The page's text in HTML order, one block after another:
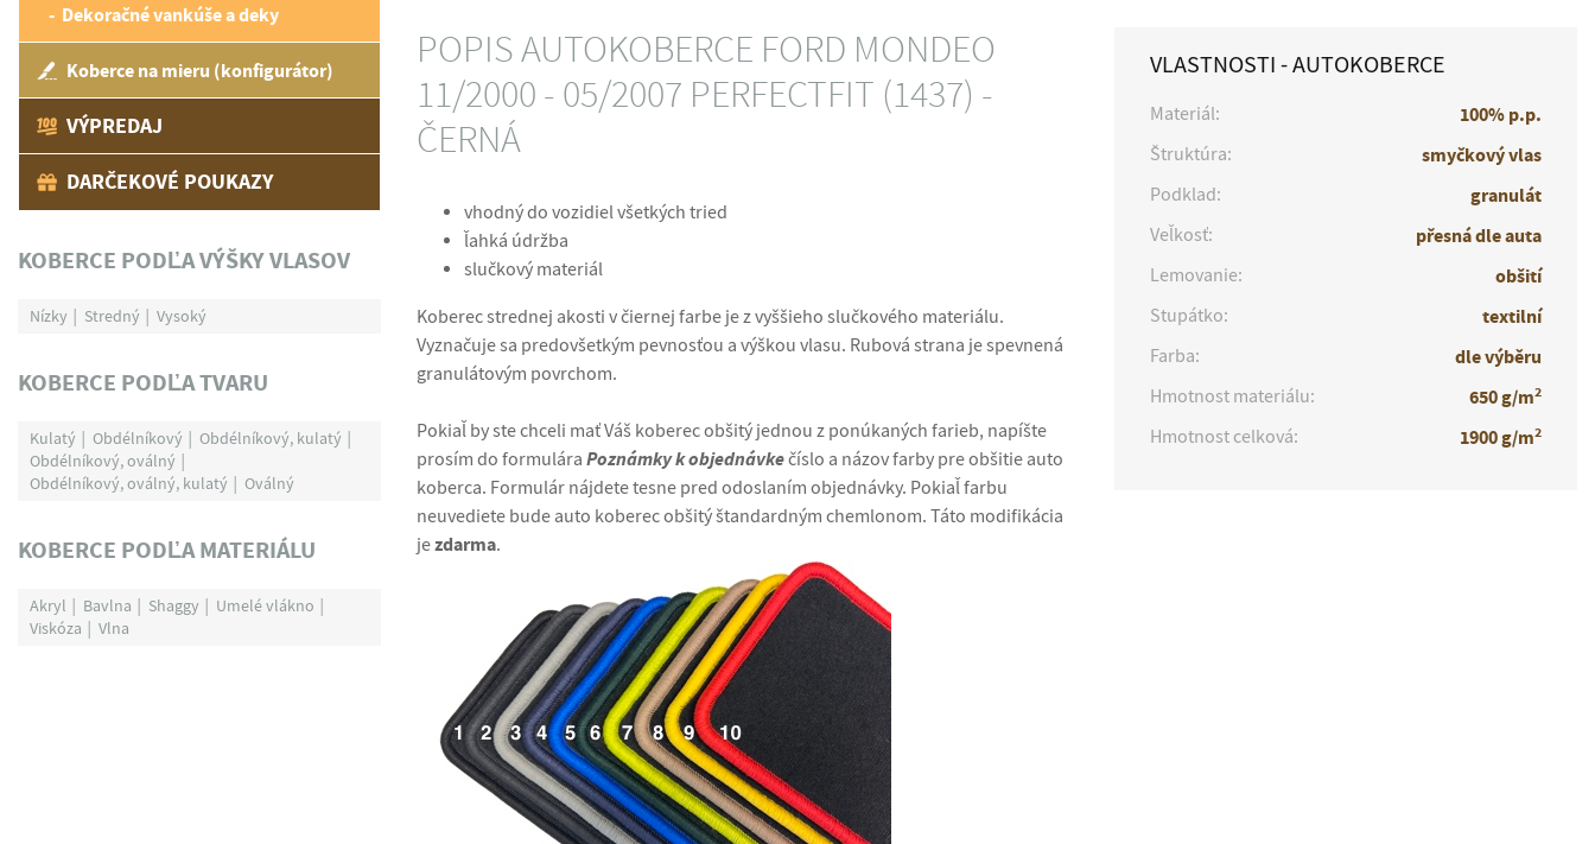
Dekoračné vankúše a deky
Koberce na mieru (konfigurátor)
VÝPREDAJ
DARČEKOVÉ POUKAZY
KOBERCE PODĽA VÝŠKY VLASOV
Nízky Stredný Vysoký
KOBERCE PODĽA TVARU
Kulatý Obdélníkový
Obdélníkový, kulatý
Obdélníkový, oválný
Obdélníkový, oválný, kulatý
Oválný
KOBERCE PODĽA MATERIÁLU
Akryl Bavlna Shaggy
Umelé vlákno
Viskóza
Vlna
POPIS AUTOKOBERCE FORD MONDEO
11/2000 - 05/2007 PERFECTFIT (1437) -
ČERNÁ
vhodný do vozidiel všetkých tried
ľahká údržba
slučkový materiál
Koberec strednej akosti v čiernej farbe je z vyššieho slučkového materiálu.
Vyznačuje sa predovšetkým pevnosťou a výškou vlasu. Rubová strana je spevnená
granulátovým povrchom.
Pokiaľ by ste chceli mať Váš koberec obšitý jednou z ponúkaných farieb, napíšte
prosím do formulára Poznámky k objednávkečíslo a názov farby pre obšitie auto
koberca. Formulár nájdete tesne pred odoslaním objednávky. Pokiaľ farbu
neuvediete bude auto koberec obšitý štandardným chemlonom. Táto modifikácia
jezdarma.
VLASTNOSTI - AUTOKOBERCE
Materiál: 100% p.p.
Štruktúra: smyčkový vlas
Podklad: granulát
Veľkosť: přesná dle auta
Lemovanie: obšití
Stupátko: textilní
Farba: dle výběru
Hmotnost materiálu: 650 g/m2
Hmotnost celková: 1900 g/m2